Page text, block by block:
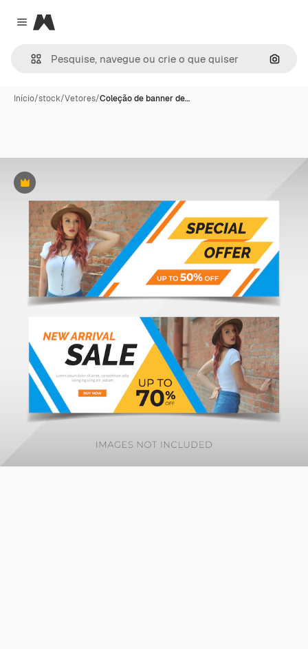
Close menu
Magnific
Início/stock/Vetores/Coleção de banner de…
Premium